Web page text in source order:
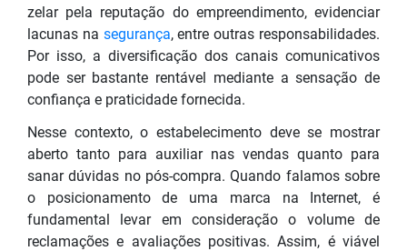
zelar pela reputação do empreendimento, evidenciar
lacunas na segurança, entre outras responsabilidades.
Por isso, a diversificação dos canais comunicativos
pode ser bastante rentável mediante a sensação de
confiança e praticidade fornecida.
Nesse contexto, o estabelecimento deve se mostrar
aberto tanto para auxiliar nas vendas quanto para
sanar dúvidas no pós-compra. Quando falamos sobre
o posicionamento de uma marca na Internet, é
fundamental levar em consideração o volume de
reclamações e avaliações positivas. Assim, é viável